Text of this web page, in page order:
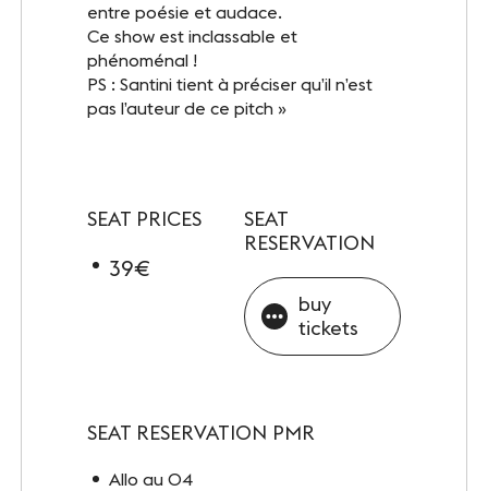
Actualités
Accessibilité PMR
Restauration et hébergement
Sécurité et protocole sanitaire
Contact
entre poésie et audace.
Ce show est inclassable et
phénoménal !
PS : Santini tient à préciser qu’il n’est
pas l’auteur de ce pitch »
SEAT PRICES
39€
SEAT
RESERVATION
buy
tickets
SEAT RESERVATION PMR
Allo au 04